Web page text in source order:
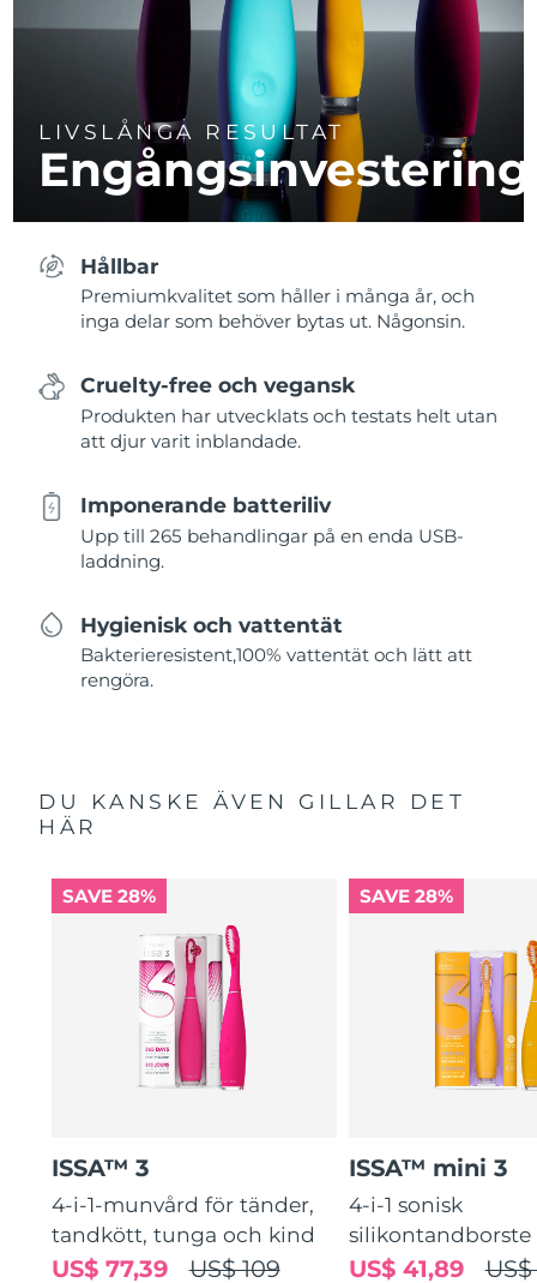
LIVSLÅNGA RESULTAT
Engångsinvestering
Hållbar
Premiumkvalitet som håller i många år, och
inga delar som behöver bytas ut. Någonsin.
Cruelty-free och vegansk
Produkten har utvecklats och testats helt utan
att djur varit inblandade.
Imponerande batteriliv
Upp till 265 behandlingar på en enda USB-
laddning.
Hygienisk och vattentät
Bakterieresistent,100% vattentät och lätt att
rengöra.
DU KANSKE ÄVEN GILLAR DET
HÄR
SAVE 28%
ISSA™ 3
4-i-1-munvård för tänder,
tandkött, tunga och kind
US$ 109
US$ 77,39
SAVE 28%
ISSA™ mini 3
4-i-1 sonisk
silikontandborste
US$ 41,89